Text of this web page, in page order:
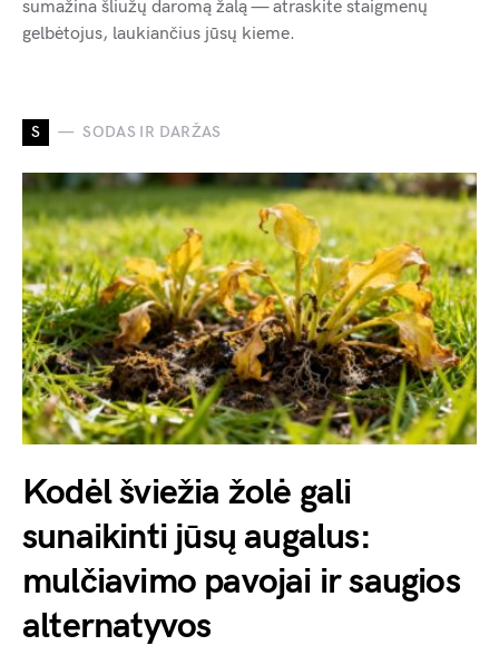
sumažina šliužų daromą žalą — atraskite staigmenų
gelbėtojus, laukiančius jūsų kieme.
S SODAS IR DARŽAS
Kodėl šviežia žolė gali
sunaikinti jūsų augalus:
mulčiavimo pavojai ir saugios
alternatyvos